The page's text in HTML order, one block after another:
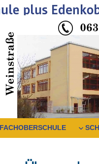
FACHOBERSCHULE